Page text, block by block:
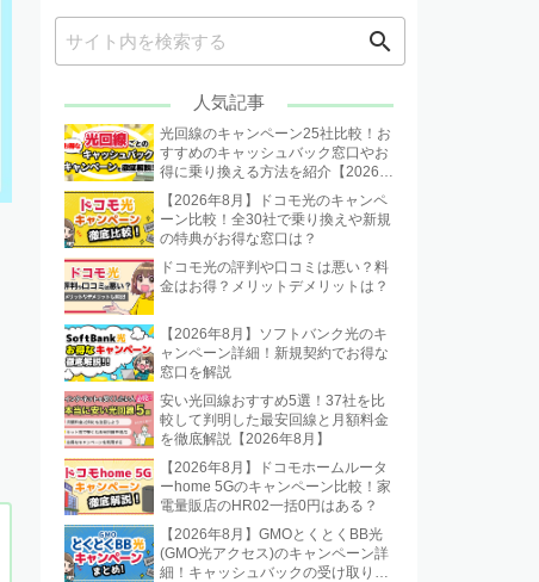
search
人気記事
光回線のキャンペーン25社比較！お
すすめのキャッシュバック窓口やお
得に乗り換える方法を紹介【2026年
8月】
【2026年8月】ドコモ光のキャンペ
ーン比較！全30社で乗り換えや新規
の特典がお得な窓口は？
ドコモ光の評判や口コミは悪い？料
金はお得？メリットデメリットは？
【2026年8月】ソフトバンク光のキ
ャンペーン詳細！新規契約でお得な
窓口を解説
安い光回線おすすめ5選！37社を比
較して判明した最安回線と月額料金
を徹底解説【2026年8月】
【2026年8月】ドコモホームルータ
ーhome 5Gのキャンペーン比較！家
電量販店のHR02一括0円はある？
【2026年8月】GMOとくとくBB光
(GMO光アクセス)のキャンペーン詳
細！キャッシュバックの受け取り方